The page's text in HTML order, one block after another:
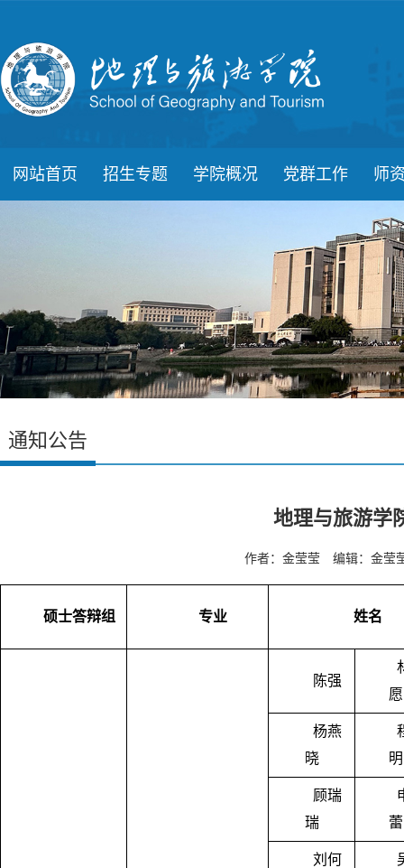
网站首页 招生专题 学院概况 党群工作 师
通知公告
地理与旅游学
作者：金莹莹 编辑：金莹
硕士答辩组 专业 姓名
陈强
愿
杨燕
晓
明
顾瑞
瑞
蕾
刘何